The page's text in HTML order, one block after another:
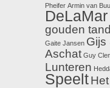
Pheifer Armin van
DeLaMar
gouden tand
Gaite Jansen Gijs
Aschat Guy
Lunteren
Speelt